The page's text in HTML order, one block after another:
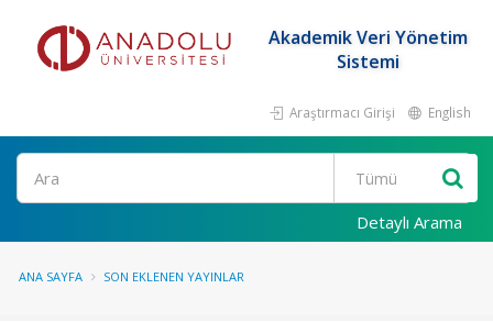
Akademik Veri Yönetim
Sistemi
Araştırmacı Girişi English
Ara
Detaylı Arama
ANA SAYFA SON EKLENEN YAYINLAR